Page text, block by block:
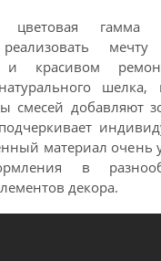
цветовая
реализовать
и красивом
смесей добавляют
материал очень
в
декора.